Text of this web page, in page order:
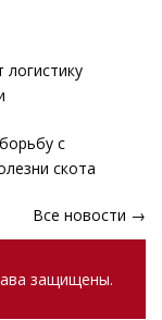
с
скота
Все новости →
защищены.